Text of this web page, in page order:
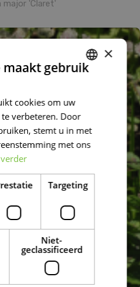
'Claret'
×
maakt gebruik
cookies om uw
verbeteren. Door
stemt u in met
met ons
Targeting
Niet-
geclassificeerd